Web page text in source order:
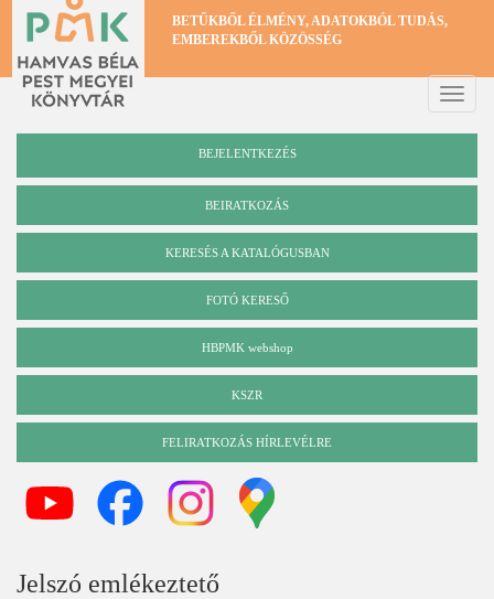
Ugrás
tartalomra
BETŰKBŐL ÉLMÉNY, ADATOKBÓL TUDÁS,
EMBEREKBŐL KÖZÖSSÉG
Toggle
BEJELENTKEZÉS
BEIRATKOZÁS
Katalógus
KERESÉS A KATALÓGUSBAN
FOTÓ KERESŐ
HBPMK webshop
KSZR
FELIRATKOZÁS HÍRLEVÉLRE
Jelszó emlékeztető